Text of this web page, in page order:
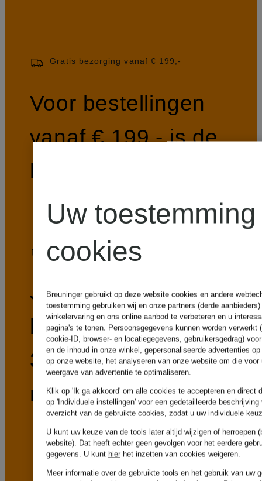
Gratis bezorging vanaf € 199,-
Voor bestellingen
vanaf € 199,- is de
bezorging gratis.
30 dagen gratis retourneren
Je kunt
bestellingen binnen
30 dagen gratis
retourneren.
Uw
cookies
Breuninger gebruikt op deze website cookies en andere
toestemming gebruiken wij en onze partners (derde
winkelervaring en ons online aanbod te verbeteren en u
pagina's te tonen. Persoonsgegevens kunnen worden verwerkt
cookie-ID, browser- en locatiegegevens, gebruikersgedrag)
en de inhoud in onze winkel, gepersonaliseerde advertenties
op onze website, het analyseren van onze website om die
weergave van advertentie te optimaliseren.
Klik op 'Ik ga akkoord' om alle cookies te accepteren en direct
op 'Individuele instellingen' voor een gedetailleerde
overzicht van de gebruikte cookies, zodat u uw individuele
U kunt uw keuze van de tools later altijd wijzigen of herroepen
website). Dat heeft echter geen gevolgen voor het eerdere
gegevens. U kunt hierhet inzetten van cookies weigeren.
Meer informatie over de gebruikte tools en het gebruik van uw